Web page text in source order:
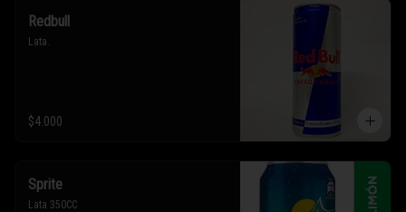
Redbull
Lata.
$4.000
Sprite
Lata 350CC